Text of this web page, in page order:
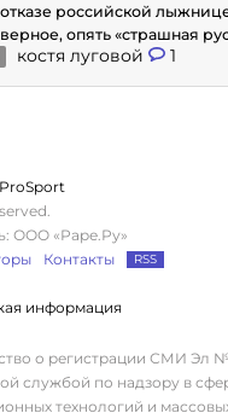
российской
опять «страшная
костя луговой 1
ООО «Раре.Ру»
Контакты RSS
информация
о регистрации СМИ Эл
службой по надзору в
технологий и